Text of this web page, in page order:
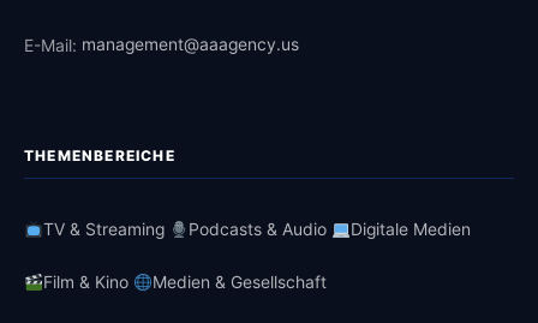
E-Mail: management@aaagency.us
THEMENBEREICHE
TV & Streaming Podcasts & Audio Digitale Medien
Film & Kino Medien & Gesellschaft